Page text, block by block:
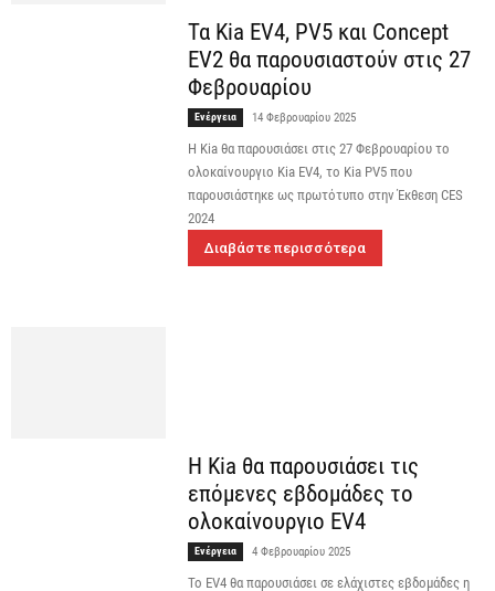
Τα Kia EV4, PV5 και Concept
EV2 θα παρουσιαστούν στις 27
Φεβρουαρίου
Ενέργεια 14 Φεβρουαρίου 2025
Η Kia θα παρουσιάσει στις 27 Φεβρουαρίου το
ολοκαίνουργιο Kia EV4, το Kia PV5 που
παρουσιάστηκε ως πρωτότυπο στην Έκθεση CES
2024
Διαβάστε περισσότερα
Η Kia θα παρουσιάσει τις
επόμενες εβδομάδες το
ολοκαίνουργιο EV4
Ενέργεια 4 Φεβρουαρίου 2025
Το EV4 θα παρουσιάσει σε ελάχιστες εβδομάδες η